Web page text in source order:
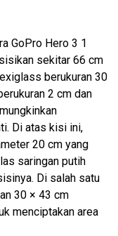
GoPro Hero 3 1
sekitar 66 cm
berukuran 30
2 cm dan
Di atas kisi ini,
20 cm yang
saringan putih
Di salah satu
30 × 43 cm
menciptakan area